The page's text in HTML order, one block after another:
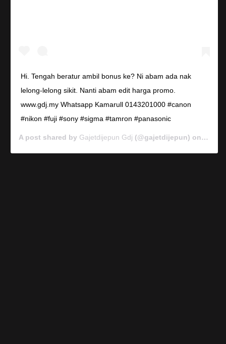
Hi. Tengah beratur ambil bonus ke? Ni abam ada nak
lelong-lelong sikit. Nanti abam edit harga promo.
www.gdj.my Whatsapp Kamarull 0143201000 #canon
#nikon #fuji #sony #sigma #tamron #panasonic
A post shared by Gajetdijepun Gdj (@gajetdijepun) on Jan 7,